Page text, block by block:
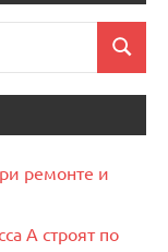
Поиск
ремонте и
А строят по